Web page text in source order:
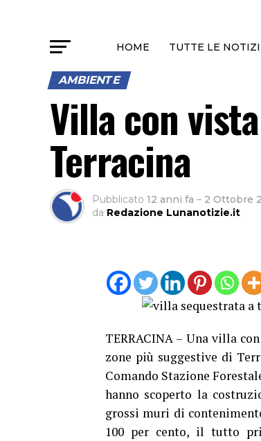
HOME TUTTE LE
AMBIENTE
Villa con
Terracina
Pubblicato 12 anni fa – 2 Ottobre
da Redazione Lunanotizie.it
TERRACINA – Una villa
zone più suggestive di
Comando Stazione
hanno scoperto la
grossi muri di
100 per cento, il tutto